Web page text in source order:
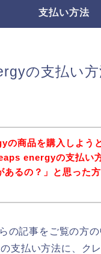
支払い方法
の支払い
商品を購入しようと
energyの支払い
あるの？」と思った
の記事をご覧の方
支払い方法に、ク